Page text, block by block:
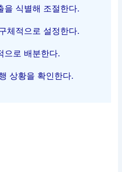
을 식별해 조절한다.
체적으로 설정한다.
으로 배분한다.
상황을 확인한다.